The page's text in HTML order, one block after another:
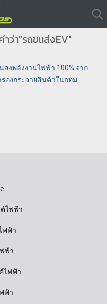
ำว่า"รถขนส่งEV"
งพลังงานไฟฟ้า 100% จาก
องกระจายสินค้าในกทม.
ไฟฟ้า
ฟฟ้า
ฟ้า
ไฟฟ้า
ฟ้า